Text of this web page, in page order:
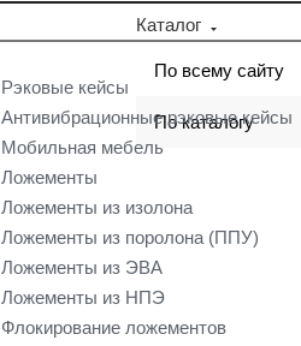
Каталог
По всему сайту
По каталогу
Рэковые кейсы
Антивибрационные рэковые кейсы
Мобильная мебель
Ложементы
Ложементы из изолона
Ложементы из поролона (ППУ)
Ложементы из ЭВА
Ложементы из НПЭ
Флокирование ложементов